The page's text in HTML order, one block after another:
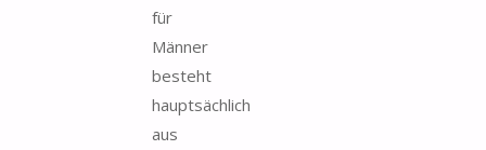
für
Männer
besteht
hauptsächlich
aus